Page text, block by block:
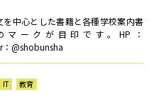
中心とした書籍と各種学校案内書
ークが目印です。HP：
@shobunsha
IT 教育